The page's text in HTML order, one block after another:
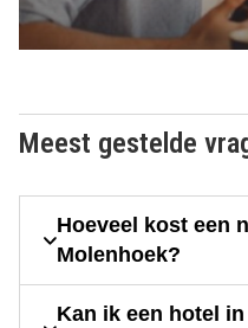
Meest gestelde
Hoeveel kost een
Molenhoek?
Kan ik een hotel